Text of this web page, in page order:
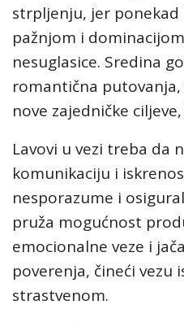
strpljenju, jer ponekad
pažnjom i
nesuglasice. Sredina
romantična
nove zajedničke
Lavovi u vezi treba da
komunikaciju i
nesporazume i
pruža mogućnost
emocionalne veze i
poverenja, čineći vezu
strastvenom.